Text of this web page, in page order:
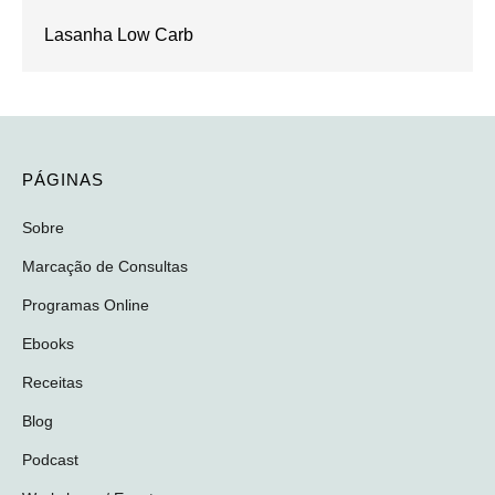
Lasanha Low Carb
PÁGINAS
Sobre
Marcação de Consultas
Programas Online
Ebooks
Receitas
Blog
Podcast